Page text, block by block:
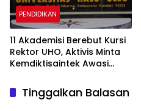
PENDIDIKAN
11 Akademisi Berebut Kursi
Rektor UHO, Aktivis Minta
Kemdiktisaintek Awasi
Tinggalkan Balasan